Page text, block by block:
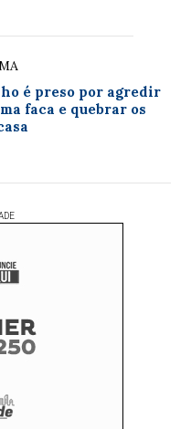
é preso por agredir
faca e quebrar os